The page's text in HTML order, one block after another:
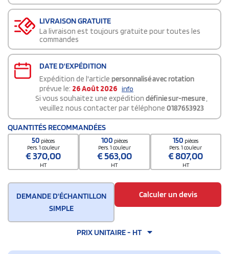
LIVRAISON GRATUITE
La livraison est toujours gratuite pour toutes les
commandes
DATE D'EXPÉDITION
Expédition de l'article personnalisé avec rotation
prévue le: 26 Août 2026 info
Si vous souhaitez une expédition définie sur-mesure,
veuillez nous contacter par téléphone 0187653923
QUANTITÉS RECOMMANDÉES
50 pièces
Pers. 1 couleur
€370,00
HT
100 pièces
Pers. 1 couleur
€563,00
HT
150 pièces
Pers. 1 couleur
€807,00
HT
DEMANDE D'ÉCHANTILLON
SIMPLE
Calculer un devis
PRIX UNITAIRE - HT